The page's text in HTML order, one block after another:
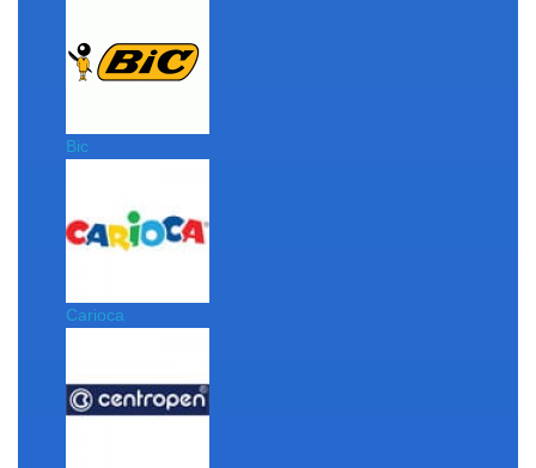
Bic
Carioca